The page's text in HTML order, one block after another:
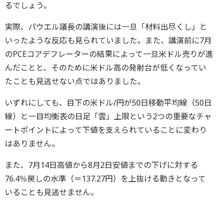
るでしょう。
実際、パウエル議長の講演後には一旦「材料出尽くし」と
いったような反応も見られていました。また、講演前に7月
のPCEコアデフレーターの結果によって一旦米ドル売りが進
んだことと、そのために米ドル高の発射台が低くなってい
たことも見逃せない点ではありました。
いずれにしても、目下の米ドル/円が50日移動平均線（50日
線）と一目均衡表の日足「雲」上限という2つの重要なチャ
ートポイントによって下値を支えられていることに変わり
はありません。
また、7月14日高値から8月2日安値までの下げに対する
76.4％戻しの水準（＝137.27円）を上抜ける動きとなって
いることも見逃せません。